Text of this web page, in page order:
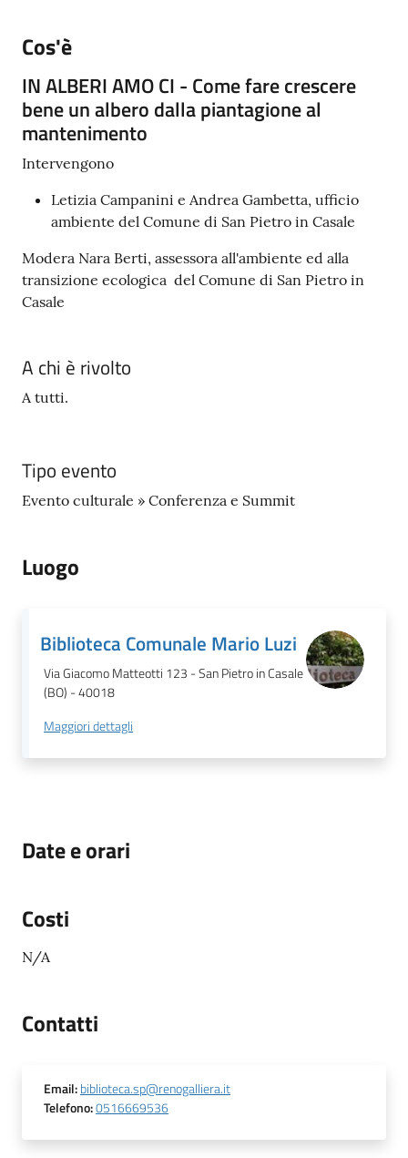
Cos'è
IN ALBERI AMO CI - Come fare crescere
bene un albero dalla piantagione al
mantenimento
Intervengono
Letizia Campanini e Andrea Gambetta, ufficio
ambiente del Comune di San Pietro in Casale
Modera Nara Berti, assessora all'ambiente ed alla
transizione ecologica del Comune di San Pietro in
Casale
A chi è rivolto
A tutti.
Tipo evento
Evento culturale » Conferenza e Summit
Luogo
Biblioteca Comunale Mario Luzi
Via Giacomo Matteotti 123 - San Pietro in Casale
(BO) - 40018
Maggiori dettagli
Date e orari
Costi
N/A
Contatti
Email:biblioteca.sp@renogalliera.it
Telefono:0516669536